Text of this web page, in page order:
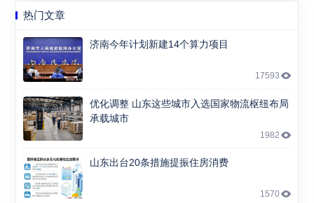
热门文章
济南今年计划新建14个算力项目
17593
优化调整 山东这些城市入选国家物流枢纽布局
承载城市
1982
山东出台20条措施提振住房消费
1570